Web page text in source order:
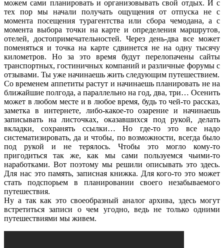
можем сами планировать и организовывать свой отдых. И с
тех пор мы начали получать ощущения от отпуска не с
момента посещения турагентства или сбора чемодана, а с
момента выбора точки на карте и определения маршрутов,
отелей, достопримечательностей. Через день-два все может
поменяться и точка на карте сдвинется не на одну тысячу
километров. Но за это время будут перелопачены сайты
транспортных, гостиничных компаний и различные форумы с
отзывами. Ты уже начинаешь жить следующим путешествием.
Со временем аппетиты растут и начинаешь планировать не на
ближайшие полгода, а параллельно на год, два, три… Осенить
может в любом месте и в любое время, будь то чей-то рассказ,
заметка в интернете, либо-какое-то озарение и начинаешь
записывать на листочках, оказавшихся под рукой, делать
вкладки, сохранять ссылки… Но где-то это все надо
систематизировать, да и чтобы, по возможности, всегда было
под рукой и не терялось. Чтобы это могло кому-то
пригодиться так же, как мы сами пользуемся чьими-то
наработками. Вот поэтому мы решили описывать это здесь.
Для нас это память, записная книжка. Для кого-то это может
стать подспорьем в планировании своего незабываемого
путешествия.
Ну а так как это своеобразный аналог архива, здесь могут
встретиться записи о чем угодно, ведь не только одними
путешествиями мы живем.